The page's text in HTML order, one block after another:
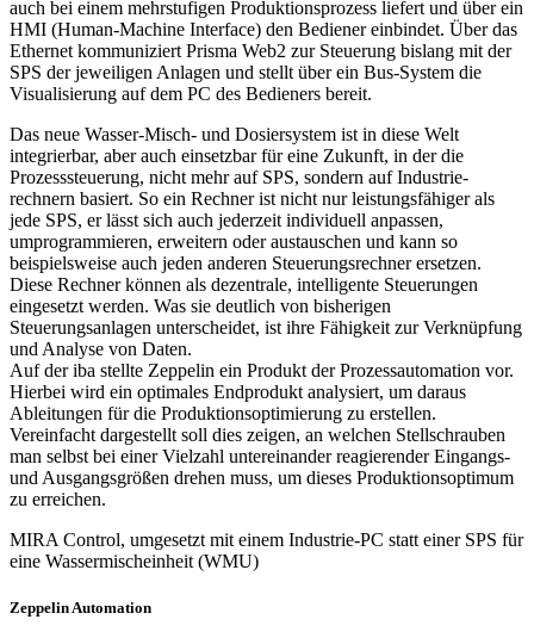
auch bei einem mehrstufigen Produktionsprozess liefert und über ein
HMI (Human-Machine Interface) den Bediener einbindet. Über das
Ethernet kommuniziert Prisma Web2 zur Steuerung bislang mit der
SPS der jeweiligen Anlagen und stellt über ein Bus-System die
Visualisierung auf dem PC des Bedieners bereit.
Das neue Wasser-Misch- und Dosiersystem ist in diese Welt
integrierbar, aber auch einsetzbar für eine Zukunft, in der die
Prozesssteuerung, nicht mehr auf SPS, sondern auf Industrie-
rechnern basiert. So ein Rechner ist nicht nur leistungsfähiger als
jede SPS, er lässt sich auch jederzeit individuell anpassen,
umprogrammieren, erweitern oder austauschen und kann so
beispielsweise auch jeden anderen Steuerungsrechner ersetzen.
Diese Rechner können als dezentrale, intelligente Steuerungen
eingesetzt werden. Was sie deutlich von bisherigen
Steuerungsanlagen unterscheidet, ist ihre Fähigkeit zur Verknüpfung
und Analyse von Daten.
Auf der iba stellte Zeppelin ein Produkt der Prozessautomation vor.
Hierbei wird ein optimales Endprodukt analysiert, um daraus
Ableitungen für die Produktionsoptimierung zu erstellen.
Vereinfacht dargestellt soll dies zeigen, an welchen Stellschrauben
man selbst bei einer Vielzahl untereinander reagierender Eingangs-
und Ausgangsgrößen drehen muss, um dieses Produktionsoptimum
zu erreichen.
MIRA Control, umgesetzt mit einem Industrie-PC statt einer SPS für
eine Wassermischeinheit (WMU)
Zeppelin Automation